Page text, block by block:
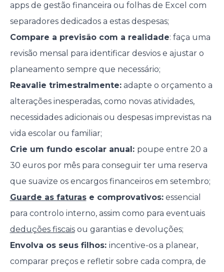
apps de gestão financeira ou folhas de Excel com
separadores dedicados a estas despesas;
Compare a previsão com a realidade: faça uma
revisão mensal para identificar desvios e ajustar o
planeamento sempre que necessário;
Reavalie trimestralmente:adapte o orçamento a
alterações inesperadas, como novas atividades,
necessidades adicionais ou despesas imprevistas na
vida escolar ou familiar;
Crie um fundo escolar anual: poupe entre 20 a
30 euros por mês para conseguir ter uma reserva
que suavize os encargos financeiros em setembro;
Guarde as faturase comprovativos:essencial
para controlo interno, assim como para eventuais
deduções fiscaisou garantias e devoluções;
Envolva os seus filhos: incentive-os a planear,
comparar preços e refletir sobre cada compra, de